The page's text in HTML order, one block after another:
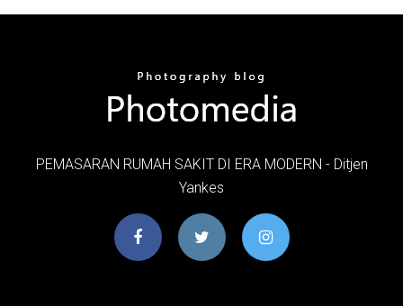
PEMASARAN RUMAH SAKIT DI ERA MODERN - Ditjen
Yankes